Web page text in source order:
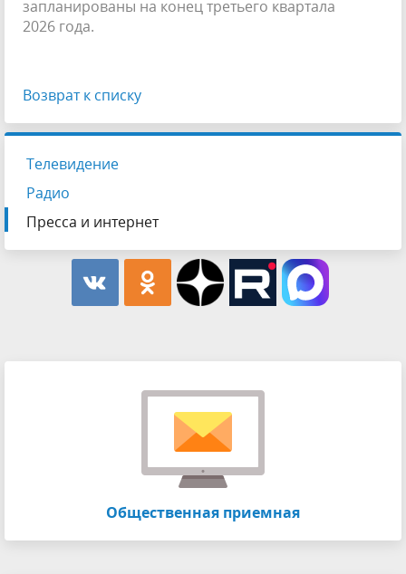
запланированы на конец третьего квартала
2026 года.
Возврат к списку
Телевидение
Радио
Пресса и интернет
Общественная приемная